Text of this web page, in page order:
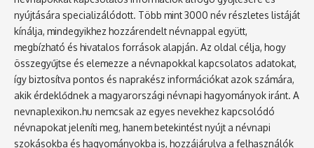
nyújtására specializálódott. Több mint 3000 név részletes listáját
kínálja, mindegyikhez hozzárendelt névnappal együtt,
megbízható és hivatalos források alapján. Az oldal célja, hogy
összegyűjtse és elemezze a névnapokkal kapcsolatos adatokat,
így biztosítva pontos és naprakész információkat azok számára,
akik érdeklődnek a magyarországi névnapi hagyományok iránt. A
nevnaplexikon.hu nemcsak az egyes nevekhez kapcsolódó
névnapokat jeleníti meg, hanem betekintést nyújt a névnapi
szokásokba és hagyományokba is, hozzájárulva a felhasználók